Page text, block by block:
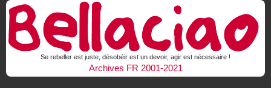
Se rebeller est juste, désobéir est un devoir, agir est nécessaire !
Archives FR 2001-2021